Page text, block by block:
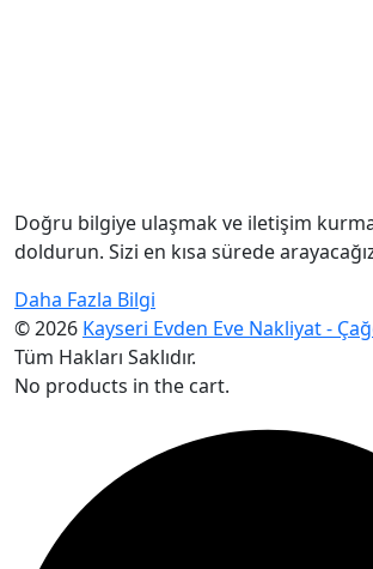
Doğru bilgiye ulaşmak ve iletişim
doldurun. Sizi en kısa sürede
Daha Fazla Bilgi
© 2026 Kayseri Evden Eve Nakliyat -
Tüm Hakları Saklıdır.
No products in the cart.